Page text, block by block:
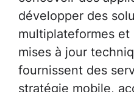
développer des
multiplateformes
mises à jour
fournissent des
stratégie mobile,